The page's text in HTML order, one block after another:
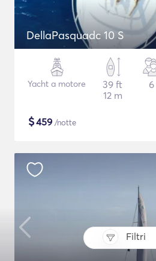
Filtri
DellaPasquadc 10 S
Yacht a motore
39 ft
12 m
6
$459 /notte